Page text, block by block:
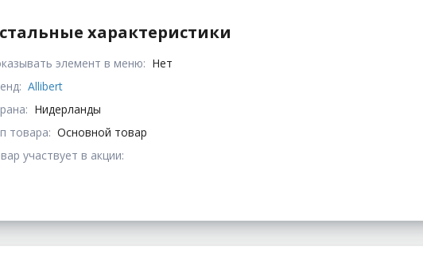
характеристики
элемент в меню: Нет
Allibert
Нидерланды
товара: Основной товар
участвует в акции: